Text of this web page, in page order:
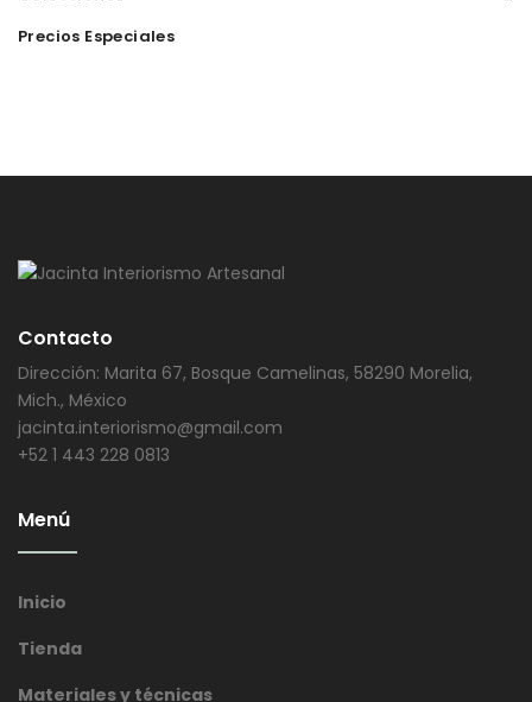
Precios Especiales
Contacto
Dirección: Marita 67, Bosque Camelinas, 58290 Morelia,
Mich., México
jacinta.interiorismo@gmail.com
+52 1 443 228 0813
Menú
Inicio
Tienda
Materiales y técnicas